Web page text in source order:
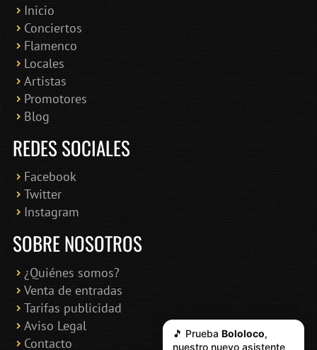
Inicio
Conciertos
Flamenco
Locales
Artistas
Promotores
Blog
REDES SOCIALES
Facebook
Twitter
Instagram
SOBRE NOSOTROS
¿Quiénes somos?
Venta de entradas
Tarifas publicidad
Aviso Legal
Contacto
🎵 Prueba Bololoco,
nuestro nuevo asistente